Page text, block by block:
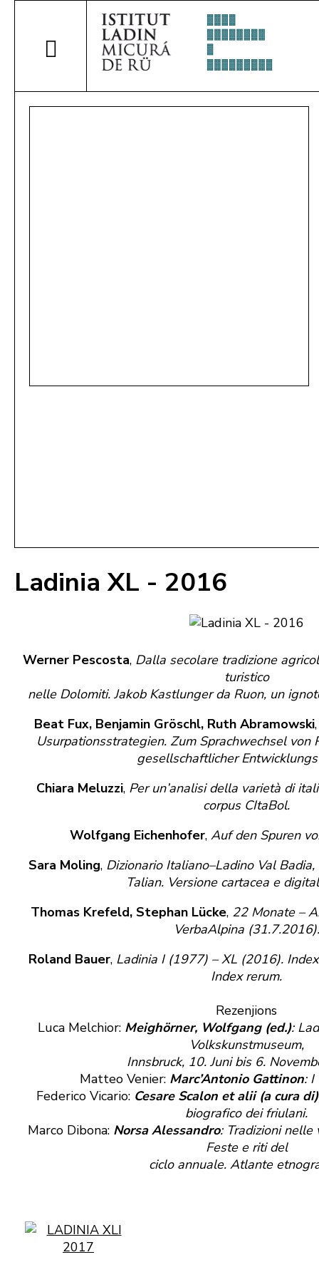
Ladinia XL - 2016
Werner Pescosta, Dalla secolare tradizione
turistico
nelle Dolomiti. Jakob Kastlunger da Ruon, un
Beat Fux, Benjamin Gröschl, Ruth Abramowski
Usurpationsstrategien. Zum Sprachwechsel von
gesellschaftlicher
Chiara Meluzzi,Per un’analisi della varietà di
corpus CItaBol.
Wolfgang Eichenhofer,Auf den Spuren
Sara Moling, Dizionario Italiano–Ladino Val
Talian. Versione cartacea e
Thomas Krefeld, Stephan Lücke, 22 Monate –
VerbaAlpina (31.7.2016).
Roland Bauer, Ladinia I (1977) – XL (2016).
Index rerum.
Rezenjions
Luca Melchior: Meighörner, Wolfgang (ed.):
Volkskunstmuseum,
Innsbruck, 10. Juni bis 6.
Matteo Venier: Marc’Antonio Gattinon: I
Federico Vicario: Cesare Scalon et alii (a cura di)
biografico dei friulani.
Marco Dibona: Norsa Alessandro: Tradizioni nelle
Feste e riti del
ciclo annuale. Atlante